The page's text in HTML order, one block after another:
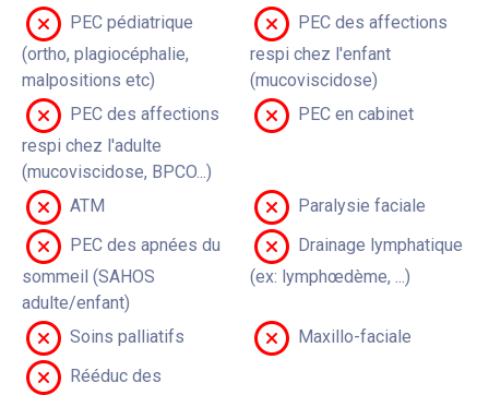
PEC pédiatrique
(ortho, plagiocéphalie,
malpositions etc)
PEC des affections
respi chez l'enfant
(mucoviscidose)
PEC des affections
respi chez l'adulte
(mucoviscidose, BPCO...)
PEC en cabinet
ATM
Paralysie faciale
PEC des apnées du
sommeil (SAHOS
adulte/enfant)
Drainage lymphatique
(ex: lymphœdème, ...)
Soins palliatifs
Maxillo-faciale
Rééduc des